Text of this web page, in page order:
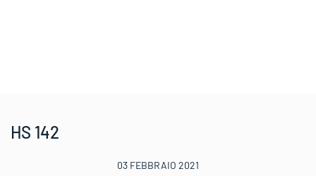
HS 142
03 FEBBRAIO 2021